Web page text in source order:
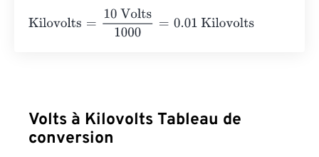
Kilovolts
10 Volts 1000= Kilovolts
Volts à Kilovolts Tableau de
conversion